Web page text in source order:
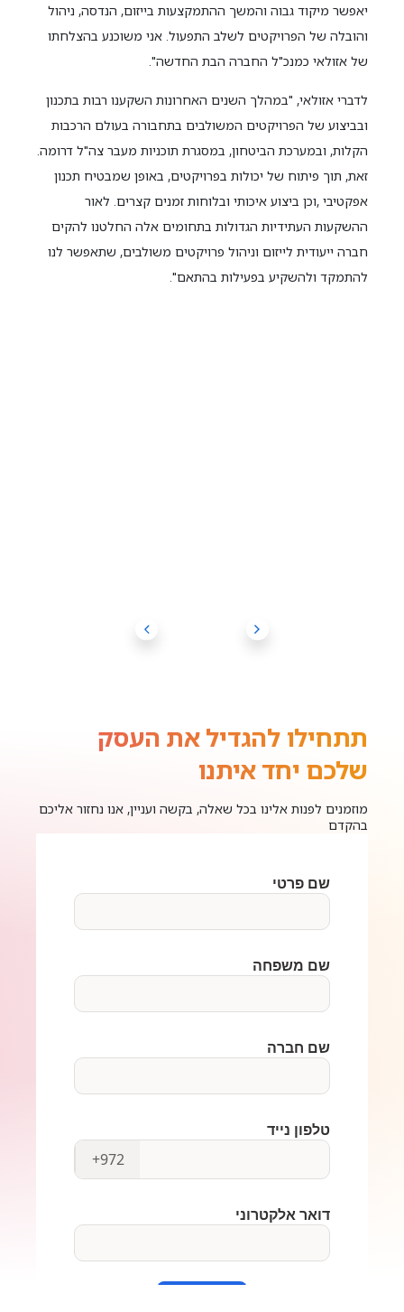
יאפשר מיקוד גבוה והמשך ההתמקצעות בייזום, הנדסה, ניהול
והובלה של הפרויקטים לשלב התפעול. אני משוכנע בהצלחתו
של אזולאי כמנכ"ל החברה הבת החדשה".
לדברי אזולאי, "במהלך השנים האחרונות השקענו רבות בתכנון
ובביצוע של הפרויקטים המשולבים בתחבורה בעולם הרכבות
הקלות, ובמערכת הביטחון, במסגרת תוכניות מעבר צה"ל דרומה.
זאת, תוך פיתוח של יכולות בפרויקטים, באופן שמבטיח תכנון
אפקטיבי ,וכן ביצוע איכותי ובלוחות זמנים קצרים. לאור
ההשקעות העתידיות הגדולות בתחומים אלה החלטנו להקים
חברה ייעודית לייזום וניהול פרויקטים משולבים, שתאפשר לנו
להתמקד ולהשקיע בפעילות בהתאם".
תתחילו להגדיל את העסק
שלכם יחד איתנו
מוזמנים לפנות אלינו בכל שאלה, בקשה ועניין, אנו נחזור אליכם
בהקדם